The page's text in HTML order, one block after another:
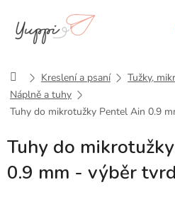
obsah
DomůKreslení a psaní
Tužky,
Náplně a tuhy
Tuhy do mikrotužky Pentel Ain 0.9
Tuhy do
0.9 mm - výběr